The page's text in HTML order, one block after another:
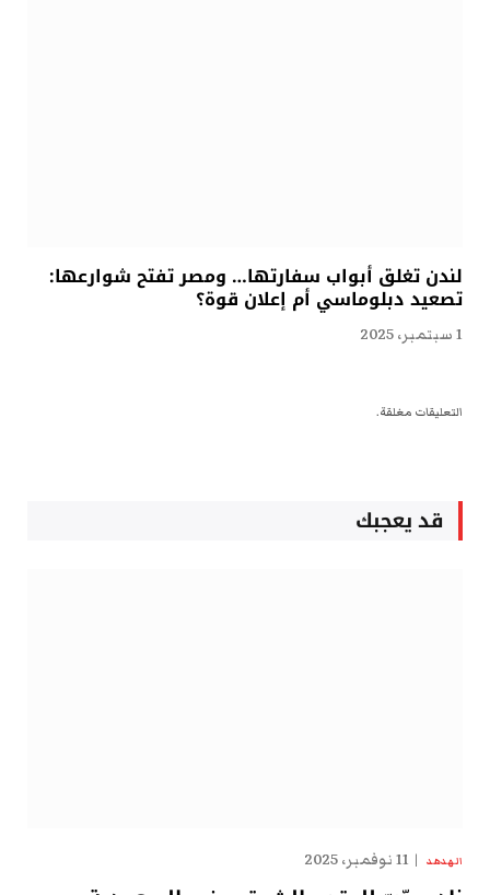
لندن تغلق أبواب سفارتها… ومصر تفتح شوارعها:
تصعيد دبلوماسي أم إعلان قوة؟
1 سبتمبر، 2025
التعليقات مغلقة.
قد يعجبك
الهدهد 11 نوفمبر، 2025